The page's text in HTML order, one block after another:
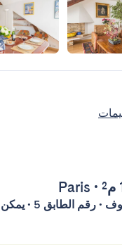
•
Paris
بحد أقصى 5 ضيوف